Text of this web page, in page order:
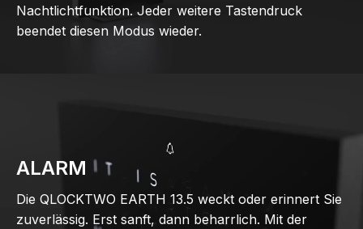
Nachtlichtfunktion. Jeder weitere Tastendruck
beendet diesen Modus wieder.
ALARM
Die QLOCKTWO EARTH 13.5 weckt oder erinnert Sie
zuverlässig. Erst sanft, dann beharrlich. Mit der